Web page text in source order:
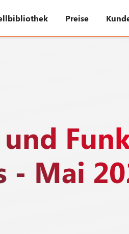
Preise
- Mai